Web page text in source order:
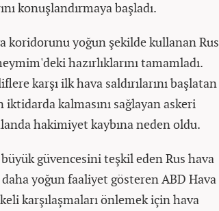
konuşlandırmaya başladı.
koridorunu yoğun şekilde kullanan Rus
hazırlıklarını tamamladı.
karşı ilk hava saldırılarını başlatan
kalmasını sağlayan askeri
hakimiyet kaybına neden oldu.
güvencesini teşkil eden Rus hava
yoğun faaliyet gösteren ABD Hava
karşılaşmaları önlemek için hava